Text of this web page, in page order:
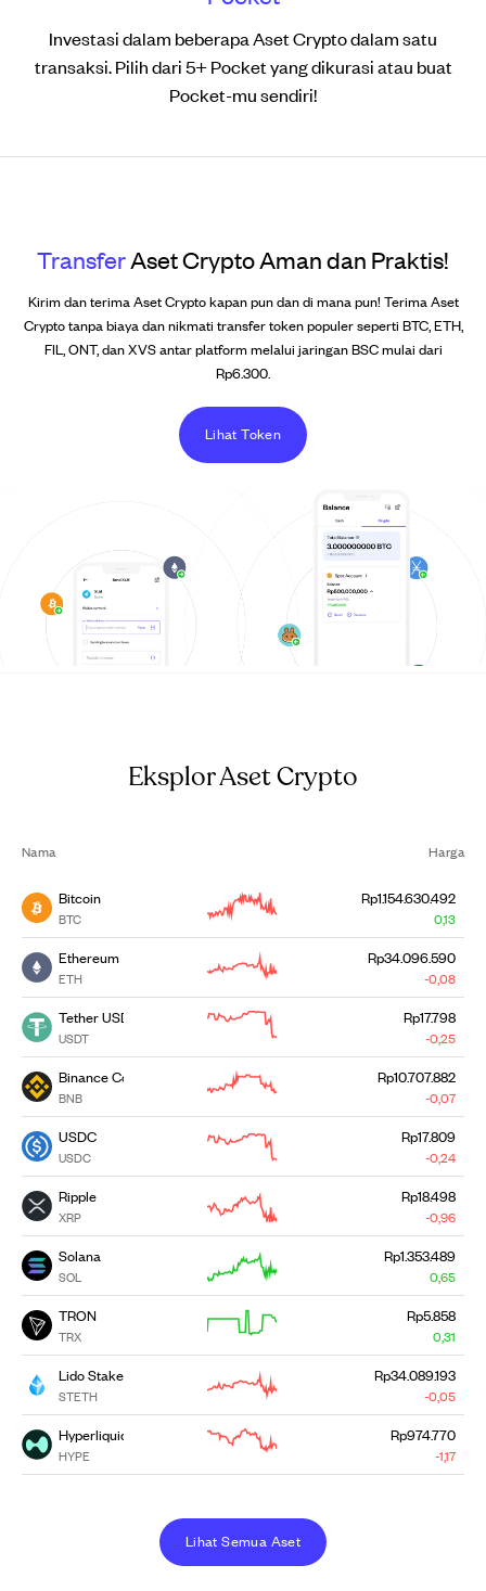
Investasi dalam beberapa Aset Crypto dalam satu
transaksi. Pilih dari 5+ Pocket yang dikurasi atau buat
Pocket-mu sendiri!
Investasi rutin dengan Dollar-Cost Averaging (DCA).
Atur investasi Aset Crypto secara otomatis sesuai
kebutuhanmu.
TransferAset Crypto Aman dan Praktis!
Kirim dan terima Aset Crypto kapan pun dan di mana pun! Terima Aset
Crypto tanpa biaya dan nikmati transfer token populer seperti BTC, ETH,
FIL, ONT, dan XVS antar platform melalui jaringan BSC mulai dari
Rp6.300.
Lihat Token
Eksplor Aset Crypto
Nama Harga
Bitcoin
BTC
Rp1.154.630.492
0,13
Ethereum
ETH
Rp34.096.590
-0,08
Tether USDT
USDT
Rp17.798
-0,25
Binance Coin
BNB
Rp10.707.882
-0,07
USDC
USDC
Rp17.809
-0,24
Ripple
XRP
Rp18.498
-0,96
Solana
SOL
Rp1.353.489
0,65
TRON
TRX
Rp5.858
0,31
Lido Staked Ether
STETH
Rp34.089.193
-0,05
Hyperliquid
HYPE
Rp974.770
-1,17
Lihat Semua Aset